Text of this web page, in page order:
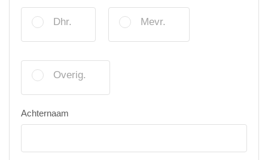
Dhr. Mevr.
Overig.
Achternaam